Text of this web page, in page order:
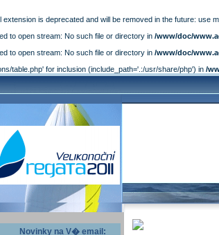
is deprecated and will be removed in the future: use
to open stream: No such file or directory in /www/doc/
to open stream: No such file or directory in /www/doc/
table.php' for inclusion (include_path='.:/usr/share/php') in /
Novinky na V� email: